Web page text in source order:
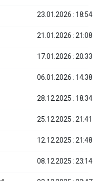
23.01.2026 : 18:54
21.01.2026 : 21:08
17.01.2026 : 20:33
06.01.2026 : 14:38
28.12.2025 : 18:34
25.12.2025 : 21:41
12.12.2025 : 21:48
08.12.2025 : 23:14